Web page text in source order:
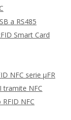
a RS485
Smart Card
NFC serie μFR
tramite NFC
NFC